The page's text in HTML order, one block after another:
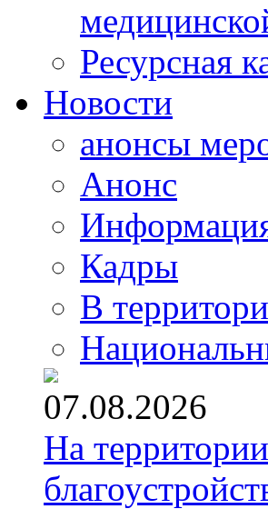
Ресурсная
Новости
анонсы
Анонс
Кадры
В
07.08.2026
На